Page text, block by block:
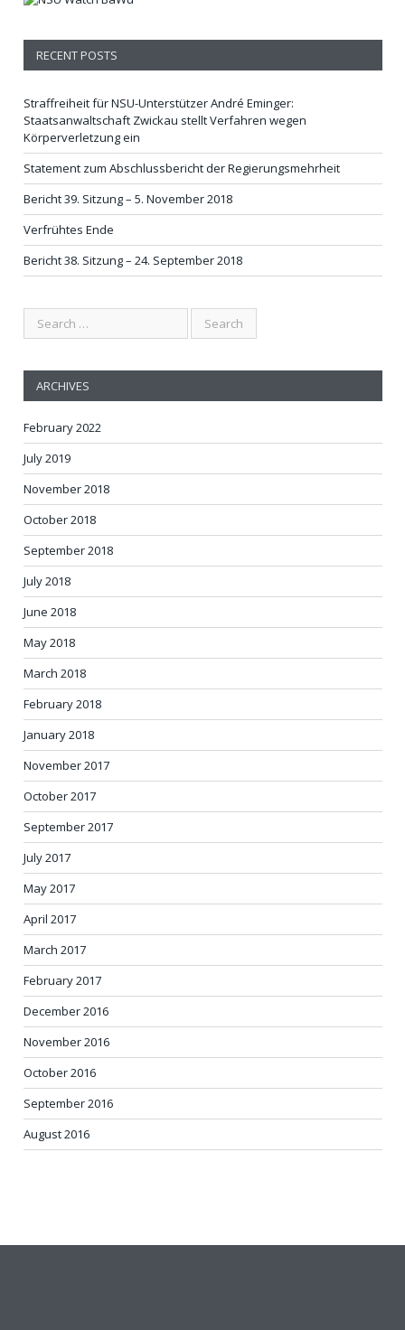
RECENT POSTS
Straffreiheit für NSU-Unterstützer André Eminger:
Staatsanwaltschaft Zwickau stellt Verfahren wegen
Körperverletzung ein
Statement zum Abschlussbericht der Regierungsmehrheit
Bericht 39. Sitzung – 5. November 2018
Verfrühtes Ende
Bericht 38. Sitzung – 24. September 2018
ARCHIVES
February 2022
July 2019
November 2018
October 2018
September 2018
July 2018
June 2018
May 2018
March 2018
February 2018
January 2018
November 2017
October 2017
September 2017
July 2017
May 2017
April 2017
March 2017
February 2017
December 2016
November 2016
October 2016
September 2016
August 2016